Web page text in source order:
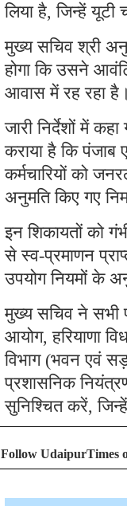
लिया है, जिन्हें
मुख्य सचिव श्री
होगा कि उसने
आवास में रह रहा है।
जारी निर्देशों में
कराया है कि पंजाब
कर्मचारियों को
अनुमति किए गए
इन शिकायतों को
से स्व-प्रमाणन
उपयोग नियमों के
मुख्य सचिव ने सभी
आयोग, हरियाणा
विभाग (भवन एवं
प्रशासनिक
सुनिश्चित करें,
Follow UdaipurTimes